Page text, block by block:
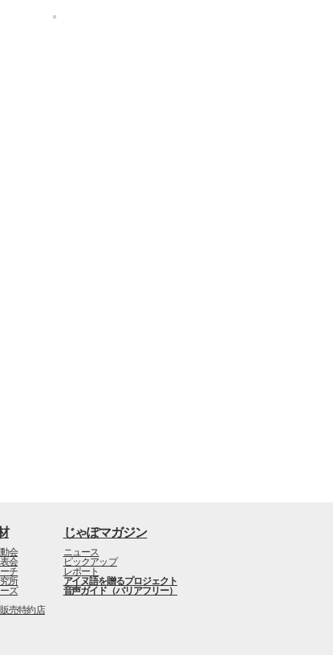
会
会
チ
所
ズ
売特約店
じゃぽマガジン
ニュース
ピックアップ
レポート
アイヌ語を贈るプロジェクト
音声ガイド（バリアフリー）